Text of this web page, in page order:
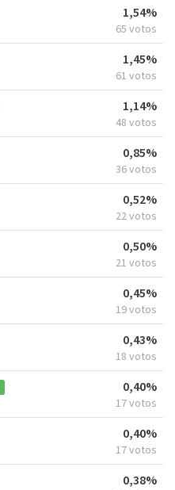
1,54%
65 votos
1,45%
61 votos
1,14%
48 votos
0,85%
36 votos
0,52%
22 votos
0,50%
21 votos
0,45%
19 votos
0,43%
18 votos
0,40%
17 votos
0,40%
17 votos
0,38%